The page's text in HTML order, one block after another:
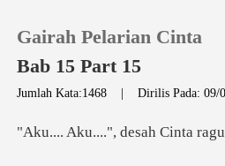
Gairah Pelarian Cinta
Bab 15 Part 15
Jumlah Kata:1468 |Dirilis Pada: 09/
...", desah C